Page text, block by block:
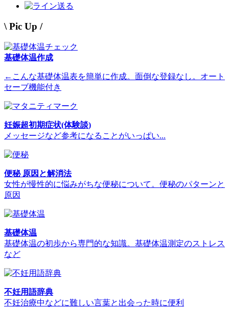
送る
\ Pic Up /
基礎体温作成
←こんな基礎体温表を簡単に作成。面倒な登録なし。オート
セーブ機能付き
妊娠超初期症状(体験談)
メッセージなど参考になることがいっぱい...
便秘 原因と解消法
女性が慢性的に悩みがちな便秘について。便秘のパターンと
原因
基礎体温
基礎体温の初歩から専門的な知識。基礎体温測定のストレス
など
不妊用語辞典
不妊治療中などに難しい言葉と出会った時に便利